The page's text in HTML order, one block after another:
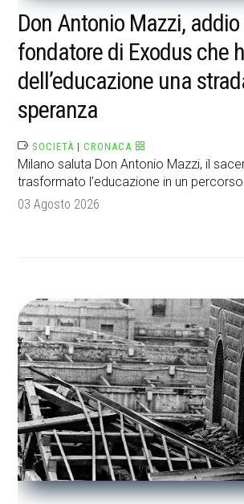
Don Antonio Mazzi,
fondatore di Exodus che
dell’educazione una
speranza
SOCIETÀ |CRONACA
Milano saluta Don Antonio Mazzi, il
trasformato l’educazione in un
03 Agosto 2026